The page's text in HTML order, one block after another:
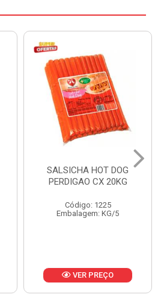
SALSICHA HOT DOG
PERDIGAO CX 20KG
Código: 1225
Embalagem: KG/5
VER PREÇO